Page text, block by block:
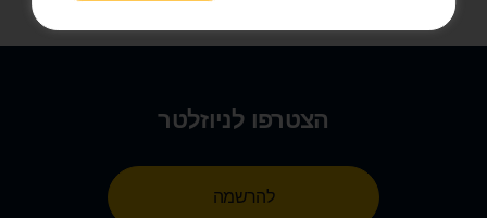
הצטרפו לניוזלטר
להרשמה